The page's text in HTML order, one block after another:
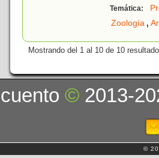
Temática:
Zoología,
Mostrando del 1 al 10 de 10
cuento© 2013-
©